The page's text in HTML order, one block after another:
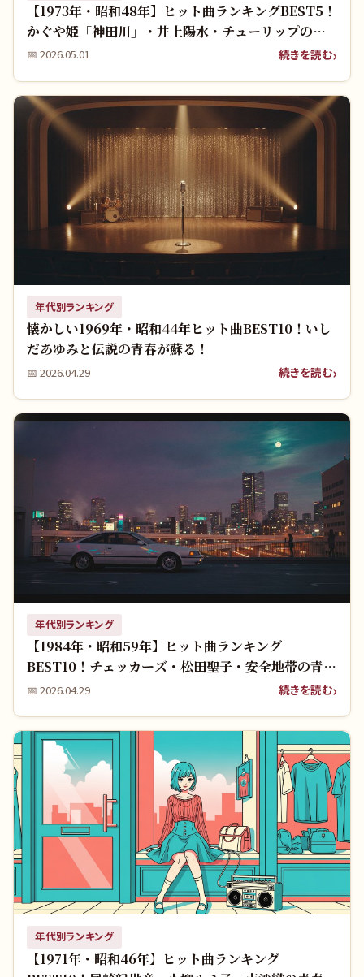
【1973年・昭和48年】ヒット曲ランキングBEST5！
かぐや姫「神田川」・井上陽水・チューリップの名
曲を振り返る
📅 2026.05.01 続きを読む
年代別ランキング
懐かしい1969年・昭和44年ヒット曲BEST10！いし
だあゆみと伝説の青春が蘇る！
📅 2026.04.29 続きを読む
年代別ランキング
【1984年・昭和59年】ヒット曲ランキング
BEST10！チェッカーズ・松田聖子・安全地帯の青春
名曲を振り返る
📅 2026.04.29 続きを読む
年代別ランキング
【1971年・昭和46年】ヒット曲ランキング